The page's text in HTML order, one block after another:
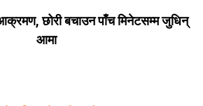
आक्रमण, छोरी बचाउन पाँच मिनेटसम्म जुधिन्
आमा